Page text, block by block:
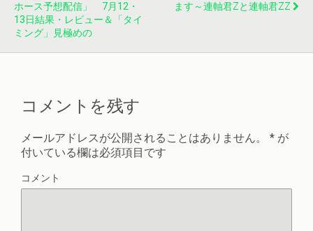
ホース予想配信」 7月12・
13日結果・レビュー＆「タイ
ミング」見極めの
ます～連軸君Zと連軸君ZZ
コメントを残す
メールアドレスが公開されることはありません。 * が
付いている欄は必須項目です
コメント